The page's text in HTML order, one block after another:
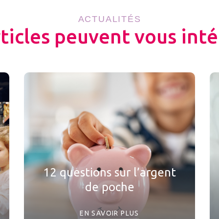
ACTUALITÉS
peuvent vous
12 questions sur l’argent
de poche
EN SAVOIR PLUS